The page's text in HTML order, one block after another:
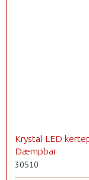
Krystal LED
Dæmpbar
30510